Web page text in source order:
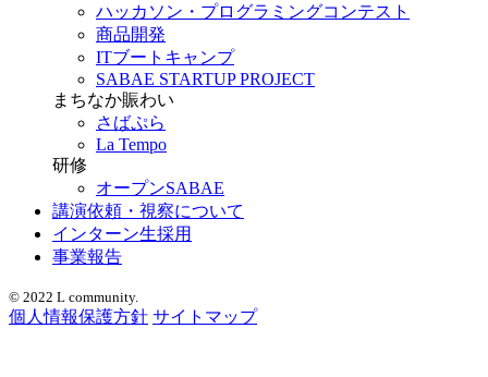
ハッカソン・プログラミングコンテスト
商品開発
ITブートキャンプ
SABAE STARTUP PROJECT
まちなか賑わい
さばぷら
La Tempo
研修
オープンSABAE
講演依頼・視察について
インターン生採用
事業報告
© 2022 L community.
個人情報保護方針 サイトマップ